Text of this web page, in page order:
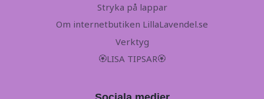
Stryka på lappar
Om internetbutiken LillaLavendel.se
Verktyg
🏵LISA TIPSAR🏵